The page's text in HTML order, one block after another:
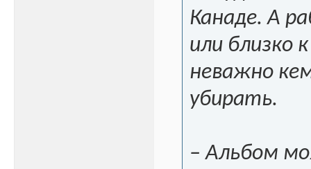
Канаде. А
или близко
неважно
убирать.
– Альбом